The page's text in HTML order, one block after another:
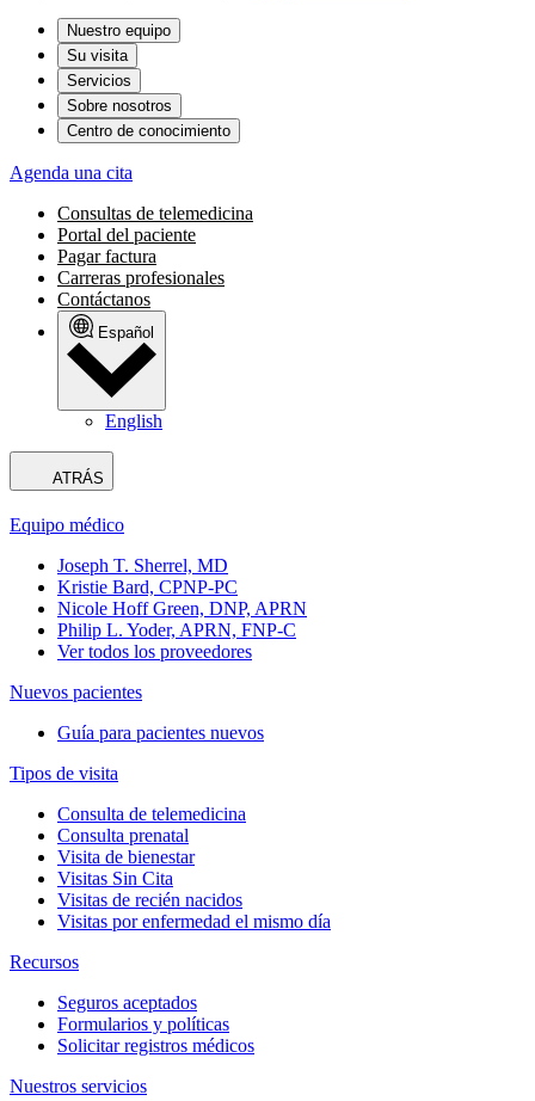
Nuestro equipo
Su visita
Servicios
Sobre nosotros
Centro de conocimiento
Agenda una cita
Consultas de telemedicina
Portal del paciente
Pagar factura
Carreras profesionales
Contáctanos
Español
English
ATRÁS
Equipo médico
Joseph T. Sherrel, MD
Kristie Bard, CPNP-PC
Nicole Hoff Green, DNP, APRN
Philip L. Yoder, APRN, FNP-C
Ver todos los proveedores
Nuevos pacientes
Guía para pacientes nuevos
Tipos de visita
Consulta de telemedicina
Consulta prenatal
Visita de bienestar
Visitas Sin Cita
Visitas de recién nacidos
Visitas por enfermedad el mismo día
Recursos
Seguros aceptados
Formularios y políticas
Solicitar registros médicos
Nuestros servicios